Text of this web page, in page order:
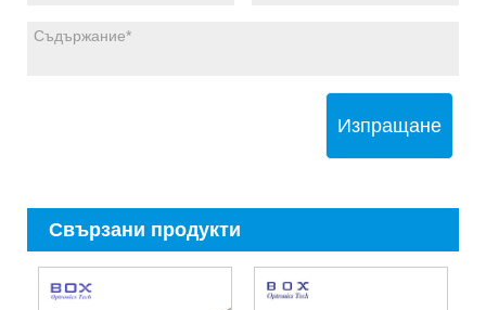
Изпращане
Свързани продукти